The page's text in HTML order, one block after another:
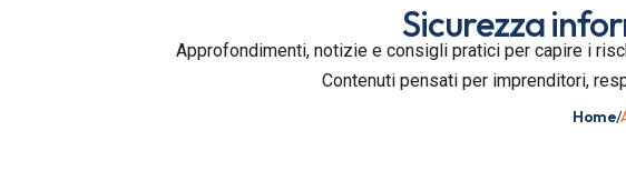
Sicurezza
Approfondimenti, notizie e consigli pratici per capire i
Contenuti pensati per imprenditori,
Home/